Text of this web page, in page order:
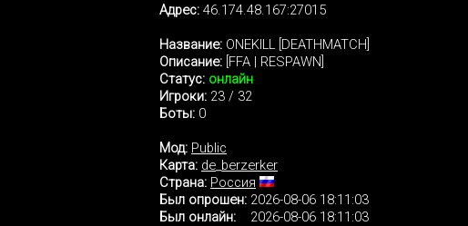
Адрес: 46.174.48.167:27015
Название: ONEKILL [DEATHMATCH]
Описание: [FFA | RESPAWN]
Статус: онлайн
Игроки: 23 / 32
Боты: 0
Мод: Public
Карта: de_berzerker
Страна: Россия
Был опрошен: 2026-08-06 18:11:03
Был онлайн: 2026-08-06 18:11:03